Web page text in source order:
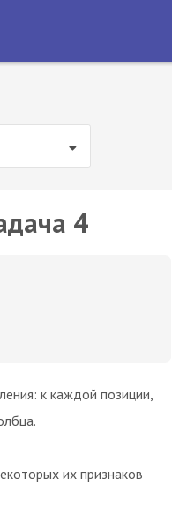
4
к каждой позиции,
их признаков